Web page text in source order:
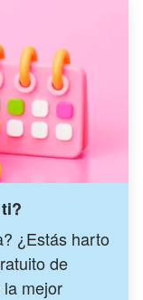
¿Estás harto
de
mejor